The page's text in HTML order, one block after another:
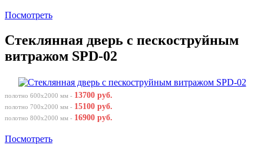
Посмотреть
Стеклянная дверь с пескоструйным
витражом SPD-02
полотно 600х2000 мм - 13700 руб.
полотно 700х2000 мм - 15100 руб.
полотно 800х2000 мм - 16900 руб.
Посмотреть